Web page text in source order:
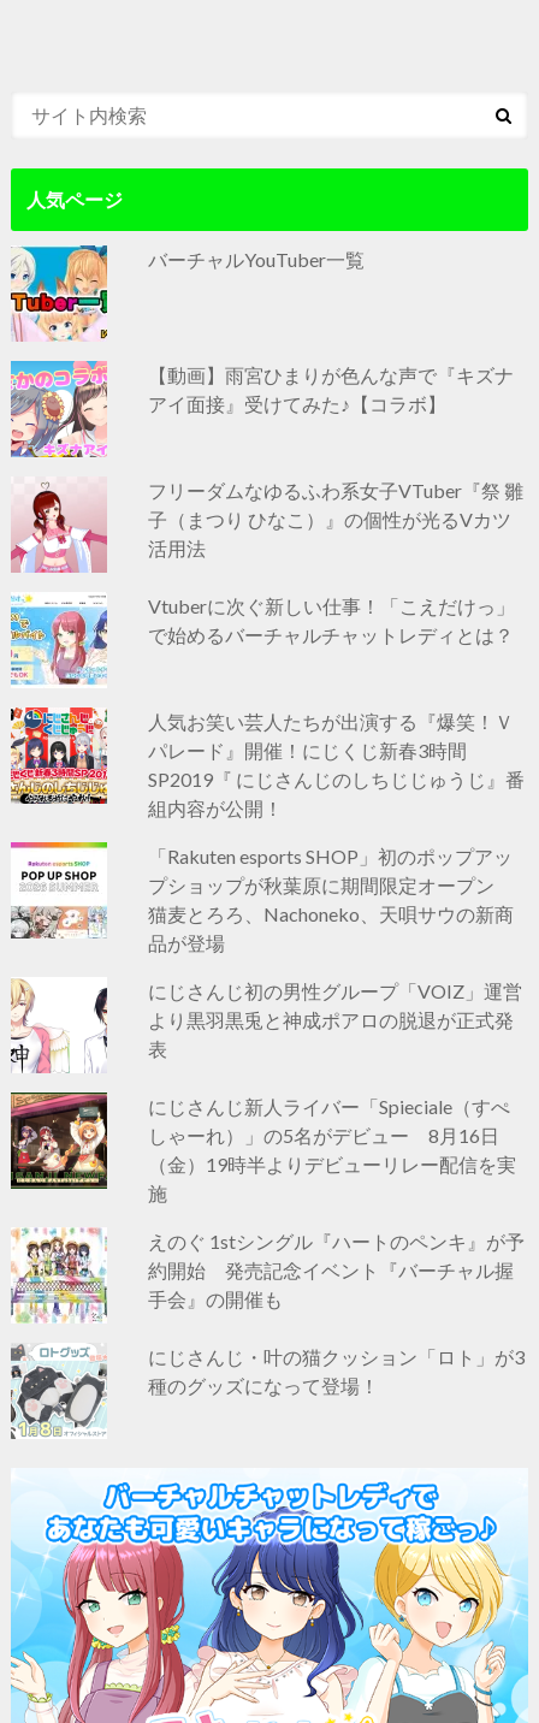
人気ページ
バーチャルYouTuber一覧
【動画】雨宮ひまりが色んな声で『キズナ
アイ面接』受けてみた♪【コラボ】
フリーダムなゆるふわ系女子VTuber『祭 雛
子（まつり ひなこ）』の個性が光るVカツ
活用法
Vtuberに次ぐ新しい仕事！「こえだけっ」
で始めるバーチャルチャットレディとは？
人気お笑い芸人たちが出演する『爆笑！Ｖ
パレード』開催！にじくじ新春3時間
SP2019『 にじさんじのしちじじゅうじ』番
組内容が公開！
「Rakuten esports SHOP」初のポップアッ
プショップが秋葉原に期間限定オープン
猫麦とろろ、Nachoneko、天唄サウの新商
品が登場
にじさんじ初の男性グループ「VOIZ」運営
より黒羽黒兎と神成ポアロの脱退が正式発
表
にじさんじ新人ライバー「Spieciale（すぺ
しゃーれ）」の5名がデビュー 8月16日
（金）19時半よりデビューリレー配信を実
施
えのぐ 1stシングル『ハートのペンキ』が予
約開始 発売記念イベント『バーチャル握
手会』の開催も
にじさんじ・叶の猫クッション「ロト」が3
種のグッズになって登場！